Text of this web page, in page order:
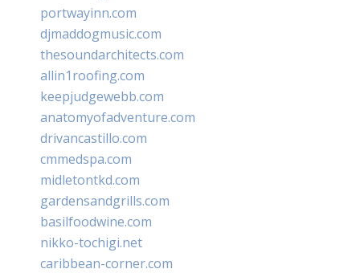
portwayinn.com
djmaddogmusic.com
thesoundarchitects.com
allin1roofing.com
keepjudgewebb.com
anatomyofadventure.com
drivancastillo.com
cmmedspa.com
midletontkd.com
gardensandgrills.com
basilfoodwine.com
nikko-tochigi.net
caribbean-corner.com